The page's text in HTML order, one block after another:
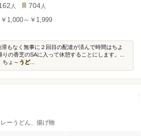
人 704 人
￥1,000～￥1,999
滞もなく無事に２回目の配達が済んで時間はちよ
の香芝のSAに入って休憩することにします。...
ちょ～ うど...
ーうどん、揚げ物